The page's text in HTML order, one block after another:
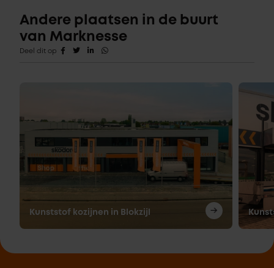
Andere plaatsen in de buurt
van Marknesse
Deel dit op
Kunststof kozijnen in Blokzijl